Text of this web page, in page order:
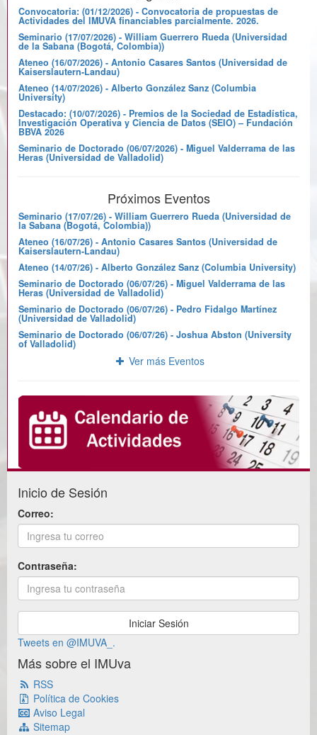
Convocatoria: (01/12/2026) - Convocatoria de propuestas de
Actividades del IMUVA financiables parcialmente. 2026.
Seminario (17/07/2026) - William Guerrero Rueda (Universidad
de la Sabana (Bogotá, Colombia))
Ateneo (16/07/2026) - Antonio Casares Santos (Universidad de
Kaiserslautern-Landau)
Ateneo (14/07/2026) - Alberto González Sanz (Columbia
University)
Destacado: (10/07/2026) - Premios de la Sociedad de Estadística,
Investigación Operativa y Ciencia de Datos (SEIO) – Fundación
BBVA 2026
Seminario de Doctorado (06/07/2026) - Miguel Valderrama de las
Heras (Universidad de Valladolid)
Próximos Eventos
Seminario (17/07/26) - William Guerrero Rueda (Universidad de
la Sabana (Bogotá, Colombia))
Ateneo (16/07/26) - Antonio Casares Santos (Universidad de
Kaiserslautern-Landau)
Ateneo (14/07/26) - Alberto González Sanz (Columbia University)
Seminario de Doctorado (06/07/26) - Miguel Valderrama de las
Heras (Universidad de Valladolid)
Seminario de Doctorado (06/07/26) - Pedro Fidalgo Martínez
(Universidad de Valladolid)
Seminario de Doctorado (06/07/26) - Joshua Abston (University
of Valladolid)
Ver más Eventos
Inicio de Sesión
Correo:
Contraseña:
Tweets en @IMUVA_.
Más sobre el IMUva
RSS
Política de Cookies
Aviso Legal
Sitemap